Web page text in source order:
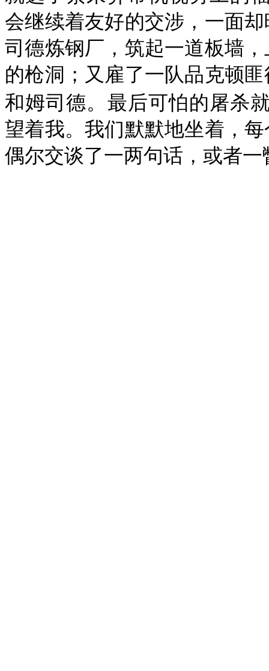
会继续着友好的交涉，一面
司德炼钢厂，筑起一道板墙
的枪洞；又雇了一队品克顿
和姆司德。最后可怕的屠杀
望着我。我们默默地坐着，
偶尔交谈了一两句话，或者